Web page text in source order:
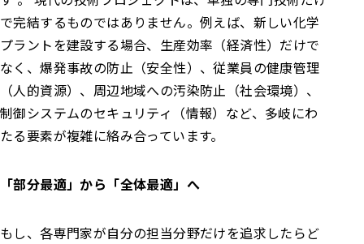
で完結するものではありません。例えば、新しい化学
プラントを建設する場合、生産効率（経済性）だけで
なく、爆発事故の防止（安全性）、従業員の健康管理
（人的資源）、周辺地域への汚染防止（社会環境）、
制御システムのセキュリティ（情報）など、多岐にわ
たる要素が複雑に絡み合っています。
「部分最適」から「全体最適」へ
もし、各専門家が自分の担当分野だけを追求したらど